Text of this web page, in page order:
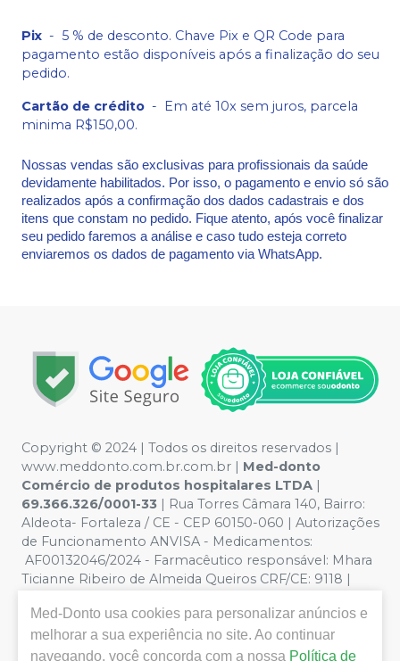
Pix - 5 % de desconto. Chave Pix e QR Code para
pagamento estão disponíveis após a finalização do seu
pedido.
Cartão de crédito - Em até 10x sem juros, parcela
minima R$150,00.
Nossas vendas são exclusivas para profissionais da saúde
devidamente habilitados. Por isso, o pagamento e envio só são
realizados após a confirmação dos dados cadastrais e dos
itens que constam no pedido. Fique atento, após você finalizar
seu pedido faremos a análise e caso tudo esteja correto
enviaremos os dados de pagamento via WhatsApp.
Copyright © 2024 | Todos os direitos reservados |
www.meddonto.com.br.com.br | Med-donto
Comércio de produtos hospitalares LTDA |
69.366.326/0001-33 | Rua Torres Câmara 140, Bairro:
Aldeota- Fortaleza / CE - CEP 60150-060 | Autorizações
de Funcionamento ANVISA - Medicamentos:
AF00132046/2024 - Farmacêutico responsável: Mhara
Ticianne Ribeiro de Almeida Queiros CRF/CE: 9118 |
ilustrativas - Os preços e condições da loja virtual estão
sujeitos a alterações. Em caso de divergência de preços
no site, o valor válido é o do Carrinho de Compra. Não
Med-Donto usa cookies para personalizar anúncios e
melhorar a sua experiência no site. Ao continuar
navegando, você concorda com a nossa Política de